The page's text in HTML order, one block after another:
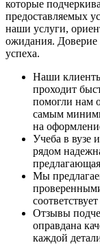
которые
предоставляемых
наши услуги,
ожидания. Доверие
успеха.
Наши
проходит
помогли нам
самым
на
Учеба в вузе
рядом
Мы
Отзывы
оправдана
каждой